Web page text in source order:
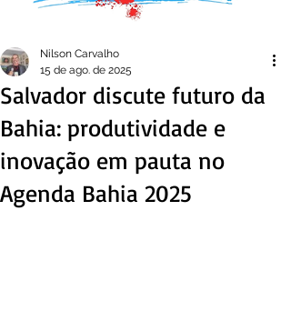
Salvador discute futuro da
Bahia: produtividade e
inovação em pauta no
Agenda Bahia 2025
Nilson Carvalho
15 de ago. de 2025